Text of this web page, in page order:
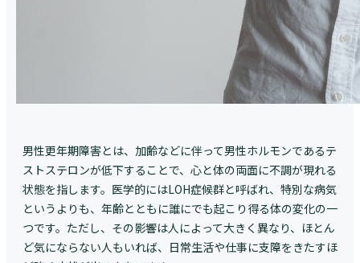
男性更年期障害とは、加齢などに伴って男性ホルモンであるテ
ストステロンが低下することで、心と体の両面に不調が現れる
状態を指します。医学的にはLOH症候群と呼ばれ、特別な病気
というよりも、年齢とともに誰にでも起こり得る体の変化の一
つです。ただし、その影響は人によって大きく異なり、ほとん
ど気にならない人もいれば、日常生活や仕事に支障をきたすほ